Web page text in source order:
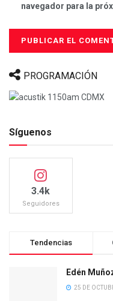
navegador para la
PROGRAMACIÓN
Síguenos
3.4k
Seguidores
Tendencias
Edén
25 DE